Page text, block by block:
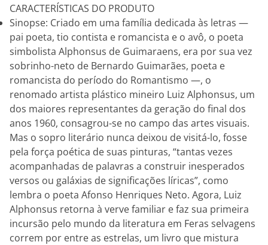
CARACTERÍSTICAS DO PRODUTO
Sinopse: Criado em uma família dedicada às letras —
pai poeta, tio contista e romancista e o avô, o poeta
simbolista Alphonsus de Guimaraens, era por sua vez
sobrinho-neto de Bernardo Guimarães, poeta e
romancista do período do Romantismo —, o
renomado artista plástico mineiro Luiz Alphonsus, um
dos maiores representantes da geração do final dos
anos 1960, consagrou-se no campo das artes visuais.
Mas o sopro literário nunca deixou de visitá-lo, fosse
pela força poética de suas pinturas, “tantas vezes
acompanhadas de palavras a construir inesperados
versos ou galáxias de significações líricas”, como
lembra o poeta Afonso Henriques Neto. Agora, Luiz
Alphonsus retorna à verve familiar e faz sua primeira
incursão pelo mundo da literatura em Feras selvagens
correm por entre as estrelas, um livro que mistura